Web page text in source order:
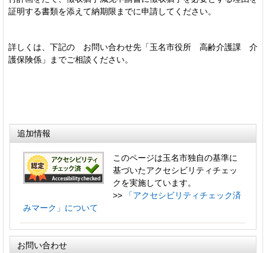
証明する書類を添えて納期限までに申請してください。
詳しくは、下記の お問い合わせ先「玉名市役所 高齢介護課 介
護保険係」までご相談ください。
追加情報
このページは玉名市独自の基準に
基づいたアクセシビリティチェッ
クを実施しています。
>>
「アクセシビリティチェック済
みマーク」について
お問い合わせ